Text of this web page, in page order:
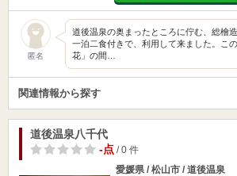
匿名
道後温泉の奥まったところに佇む、総檜
一泊二食付きで、利用して来ました。こ
花」の間…
関連情報から探す
道後温泉八千代
-点/ 0 件
愛媛県 / 松山市 / 道後温泉